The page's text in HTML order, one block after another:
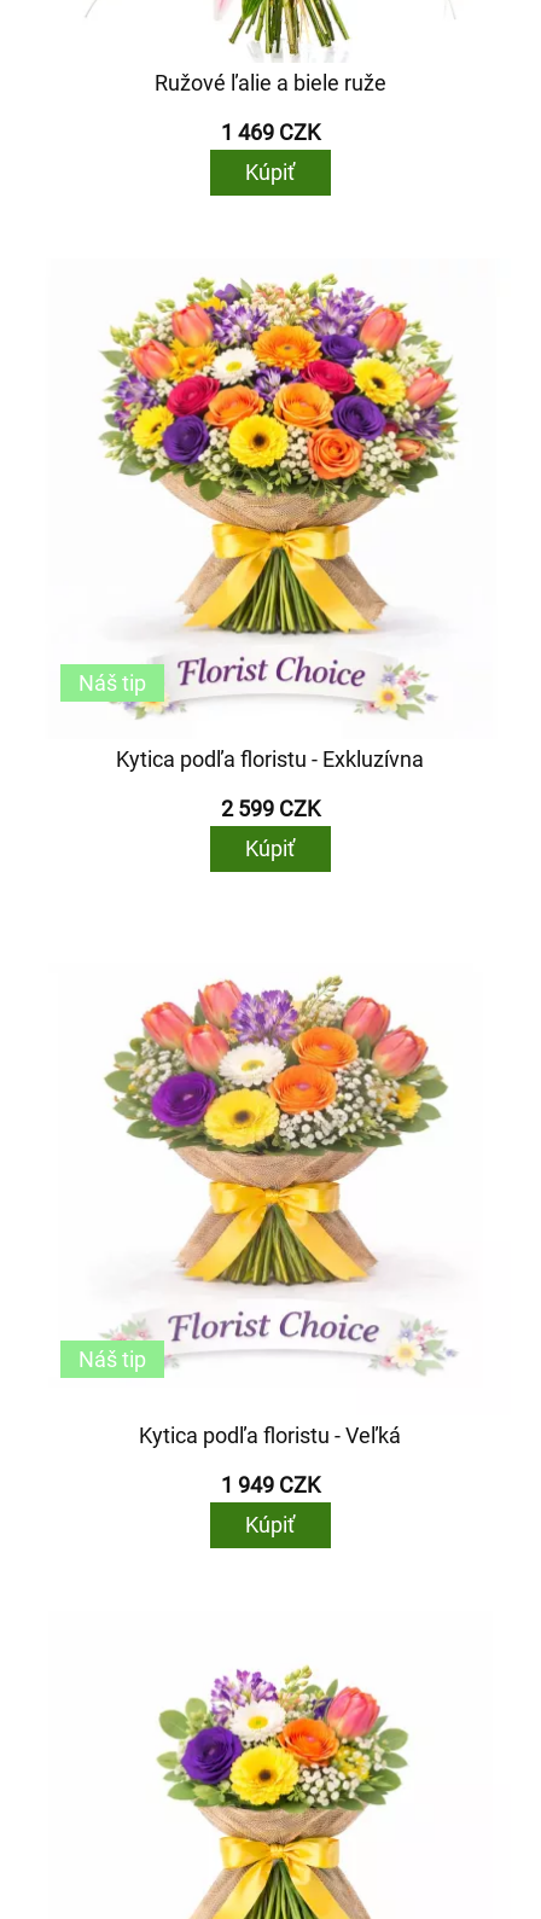
Ružové ľalie a biele ruže
1 469 CZK
Kúpiť
Kytica podľa floristu - Exkluzívna
2 599 CZK
Kúpiť
Náš tip
Kytica podľa floristu - Veľká
1 949 CZK
Kúpiť
Náš tip